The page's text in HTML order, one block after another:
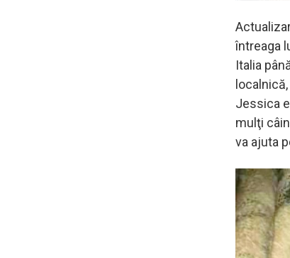
întreaga
Italia
Jessica
mulţi
va ajuta